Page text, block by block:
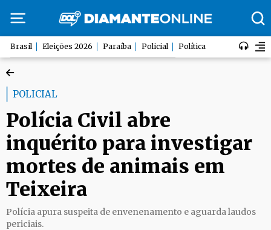
Brasil Eleições 2026 Paraíba Policial Política
POLICIAL
Polícia Civil abre
inquérito para investigar
mortes de animais em
Teixeira
Polícia apura suspeita de envenenamento e aguarda laudos
periciais.